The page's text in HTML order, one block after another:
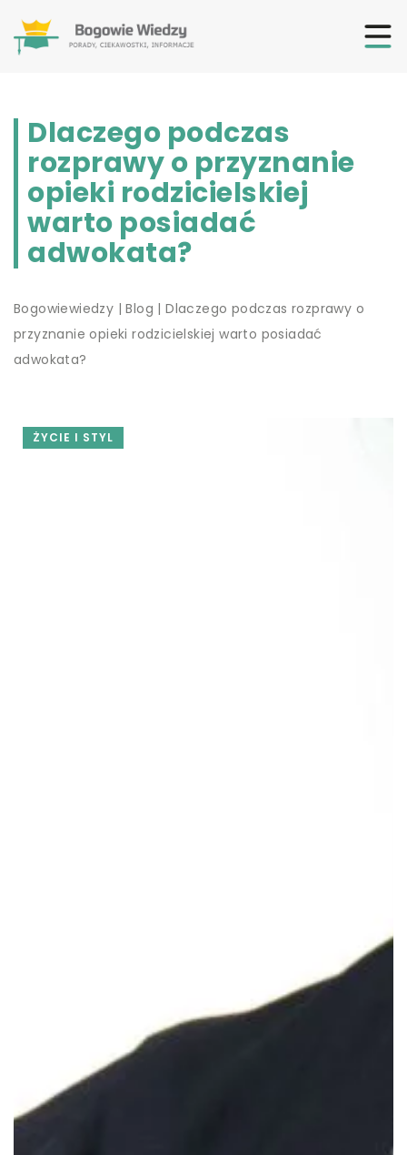
Dlaczego podczas
rozprawy o przyznanie
opieki rodzicielskiej
warto posiadać
adwokata?
Bogowiewiedzy |Blog |Dlaczego podczas rozprawy o
przyznanie opieki rodzicielskiej warto posiadać
adwokata?
ŻYCIE I STYL